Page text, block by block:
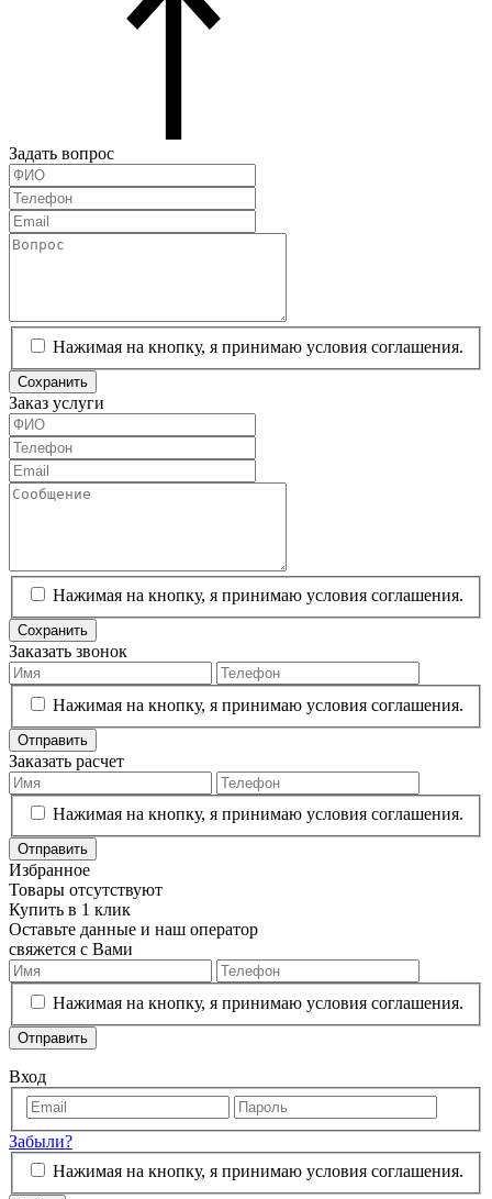
Задать вопрос
Нажимая на кнопку, я принимаю условия соглашения.
Сохранить
Заказ услуги
Нажимая на кнопку, я принимаю условия соглашения.
Сохранить
Заказать звонок
Нажимая на кнопку, я принимаю условия соглашения.
Отправить
Заказать расчет
Нажимая на кнопку, я принимаю условия соглашения.
Отправить
Избранное
Товары отсутствуют
Купить в 1 клик
Оставьте данные и наш оператор
свяжется с Вами
Нажимая на кнопку, я принимаю условия соглашения.
Отправить
Вход
Забыли?
Нажимая на кнопку, я принимаю условия соглашения.